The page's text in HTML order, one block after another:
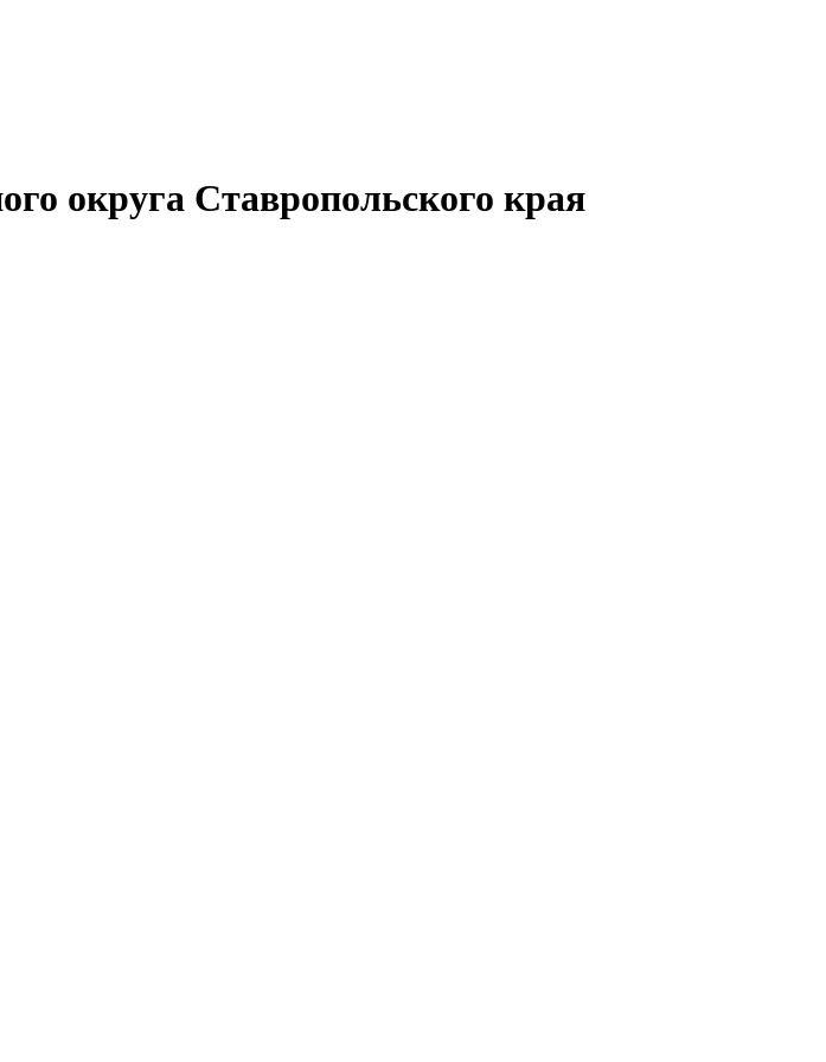
округа Ставропольского края